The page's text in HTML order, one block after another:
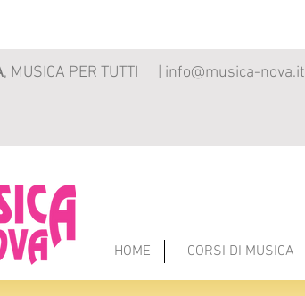
, MUSICA PER TUTTI info@musica-nova.it
HOME CORSI DI MUSICA